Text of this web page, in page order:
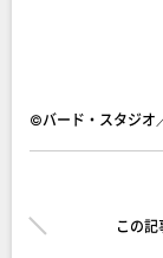
©バード・スタジオ
この